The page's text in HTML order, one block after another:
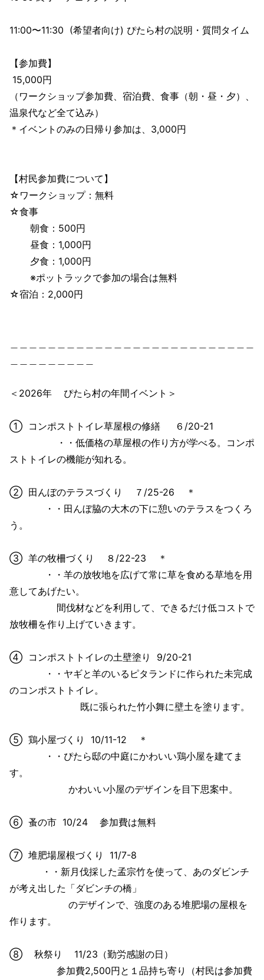
11:00〜11:30 (希望者向け) ぴたら村の説明・質問タイム
【参加費】
15,000円
（ワークショップ参加費、宿泊費、食事（朝・昼・夕）、
温泉代など全て込み）
＊イベントのみの日帰り参加は、3,000円
【村民参加費について】
☆ワークショップ：無料
☆食事
朝食：500円
昼食：1,000円
夕食：1,000円
※ポットラックで参加の場合は無料
☆宿泊：2,000円
＜2026年 ぴたら村の年間イベント＞
① コンポストトイレ草屋根の修繕 ６/20-21
・・低価格の草屋根の作り方が学べる。コンポ
ストトイレの機能が知れる。
② 田んぼのテラスづくり ７/25-26 ＊
・・田んぼ脇の大木の下に憩いのテラスをつくろ
う。
③ 羊の牧柵づくり ８/22-23 ＊
・・羊の放牧地を広げて常に草を食める草地を用
意してあげたい。
間伐材などを利用して、できるだけ低コストで
放牧柵を作り上げていきます。
④ コンポストトイレの土壁塗り 9/20-21
・・ヤギと羊のいるピタランドに作られた未完成
のコンポストトイレ。
既に張られた竹小舞に壁土を塗ります。
⑤ 鶏小屋づくり 10/11-12 ＊
・・ぴたら邸の中庭にかわいい鶏小屋を建てま
す。
かわいい小屋のデザインを目下思案中。
⑥ 蚤の市 10/24 参加費は無料
⑦ 堆肥場屋根づくり 11/7-8
・・新月伐採した孟宗竹を使って、あのダビンチ
が考え出した「ダビンチの橋」
のデザインで、強度のある堆肥場の屋根を
作ります。
⑧ 秋祭り 11/23（勤労感謝の日）
参加費2,500円と１品持ち寄り（村民は参加費